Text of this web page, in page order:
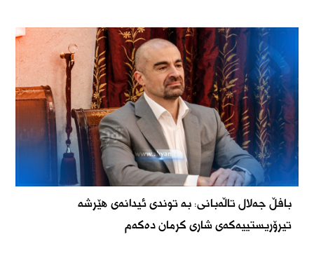
بافڵ جەلال تاڵەبانی: بە توندی ئیدانەی ھێرشە
تیرۆریستییەکەی شاری کرمان دەکەم